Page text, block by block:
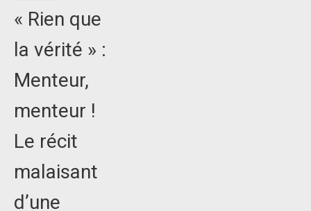
« Rien que
la vérité » :
Menteur,
menteur !
Le récit
malaisant
d’une